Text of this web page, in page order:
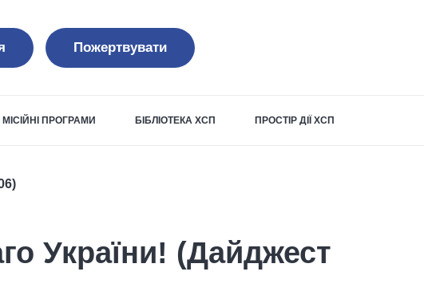
Пожертвувати
МІСІЙНІ ПРОГРАМИ БІБЛІОТЕКА ХСП ПРОСТІР ДІЇ ХСП
України! (Дайджест